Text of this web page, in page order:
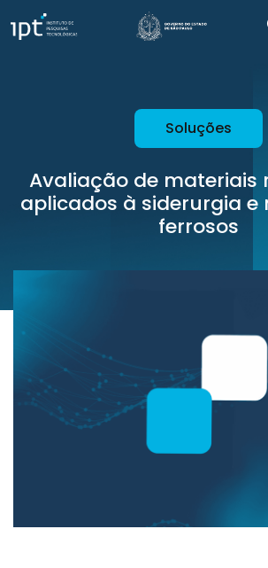
Soluções
Avaliação de materiais
aplicados à siderurgia e
ferrosos